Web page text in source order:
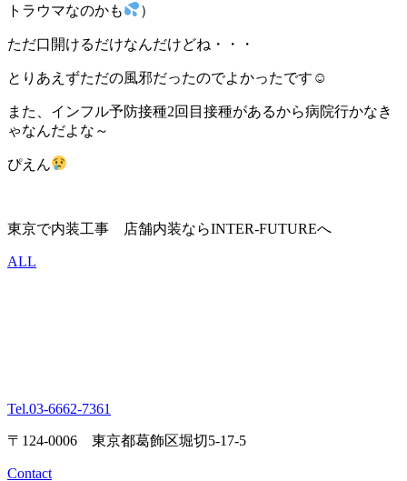
トラウマなのかも
）
ただ口開けるだけなんだけどね・・・
とりあえずただの風邪だったのでよかったです☺
また、インフル予防接種2回目接種があるから病院行かなき
ゃなんだよな～
ぴえん
東京で内装工事 店舗内装ならINTER-FUTUREへ
ALL
Tel.03-6662-7361
〒124-0006 東京都葛飾区堀切5-17-5
Contact